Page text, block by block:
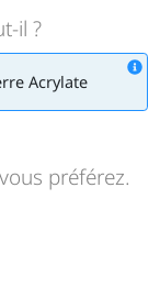
il ?
Acrylate
préférez.